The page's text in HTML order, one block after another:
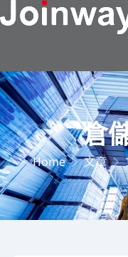
倉
Home 文章